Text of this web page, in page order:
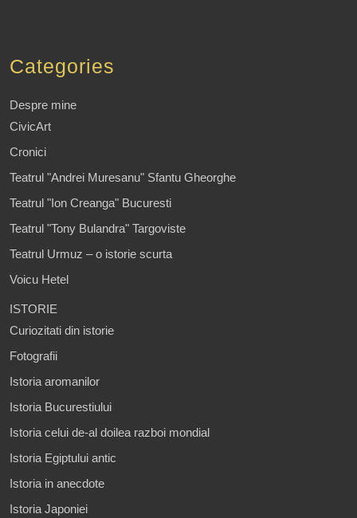
Categories
Despre mine
CivicArt
Cronici
Teatrul "Andrei Muresanu" Sfantu Gheorghe
Teatrul "Ion Creanga" Bucuresti
Teatrul "Tony Bulandra" Targoviste
Teatrul Urmuz – o istorie scurta
Voicu Hetel
ISTORIE
Curiozitati din istorie
Fotografii
Istoria aromanilor
Istoria Bucurestiului
Istoria celui de-al doilea razboi mondial
Istoria Egiptului antic
Istoria in anecdote
Istoria Japoniei